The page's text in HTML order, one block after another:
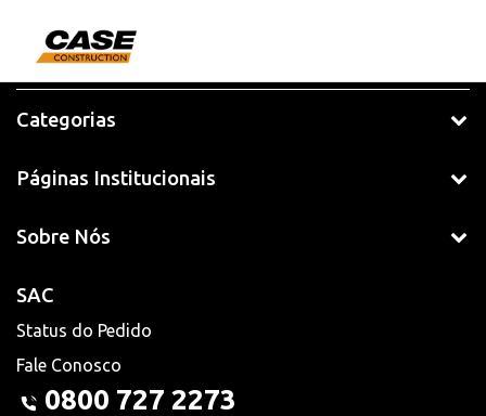
Categorias
Páginas Institucionais
Sobre Nós
SAC
Status do Pedido
Fale Conosco
0800 727 2273